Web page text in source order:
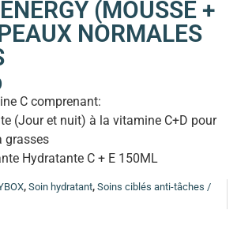
(12)
et fourchues
Ciblés
de peau, une solution
(67)
(0-5 ans)(4)
/ adolescent (5-18 ans)(3)
(MOUSSE +
NORMALES
C comprenant:
(Jour et nuit) à la vitamine C+D pour
grasses
Hydratante C + E 150ML
, Soin hydratant, Soins ciblés anti-tâches /